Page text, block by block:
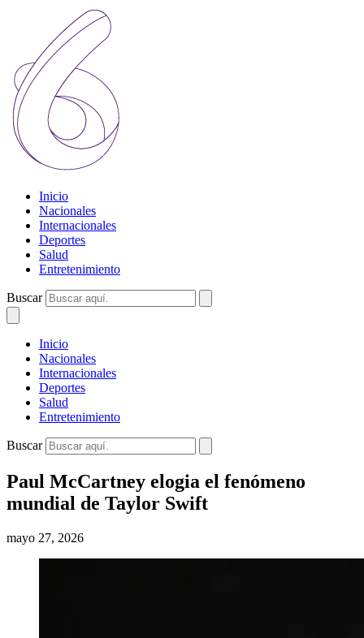
Inicio
Nacionales
Internacionales
Deportes
Salud
Entretenimiento
Buscar
Inicio
Nacionales
Internacionales
Deportes
Salud
Entretenimiento
Buscar
Paul McCartney elogia el fenómeno
mundial de Taylor Swift
mayo 27, 2026